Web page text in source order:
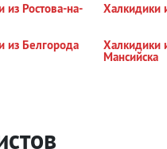
из Ростова-на- Халкидики
из Белгорода Халкидики
Мансийска